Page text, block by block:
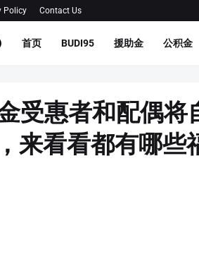
Policy Contact Us
首页 BUDI95 援助金 公积金
受惠者和配偶将
来看看都有哪些